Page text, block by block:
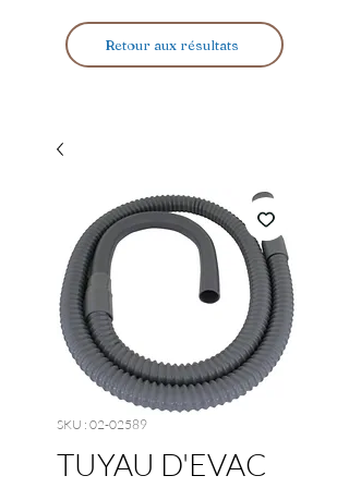
Retour aux résultats
SKU : 02-02589
TUYAU D'EVAC